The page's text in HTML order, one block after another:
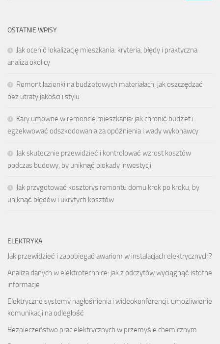
OSTATNIE WPISY
Jak ocenić lokalizację mieszkania: kryteria, błędy i praktyczna
analiza okolicy
Remont łazienki na budżetowych materiałach: jak oszczędzać
bez utraty jakości i stylu
Kary umowne w remoncie mieszkania: jak chronić budżet i
egzekwować odszkodowania za opóźnienia i wady wykonawcy
Jak skutecznie przewidzieć i kontrolować wzrost kosztów
podczas budowy, by uniknąć blokady inwestycji
Jak przygotować kosztorys remontu domu krok po kroku, by
uniknąć błędów i ukrytych kosztów
ELEKTRYKA
Jak przewidzieć i zapobiegać awariom w instalacjach elektrycznych?
Analiza danych w elektrotechnice: jak z odczytów wyciągnąć istotne
informacje
Elektryczne systemy nagłośnienia i wideokonferencji: umożliwienie
komunikacji na odległość
Bezpieczeństwo prac elektrycznych w przemyśle chemicznym